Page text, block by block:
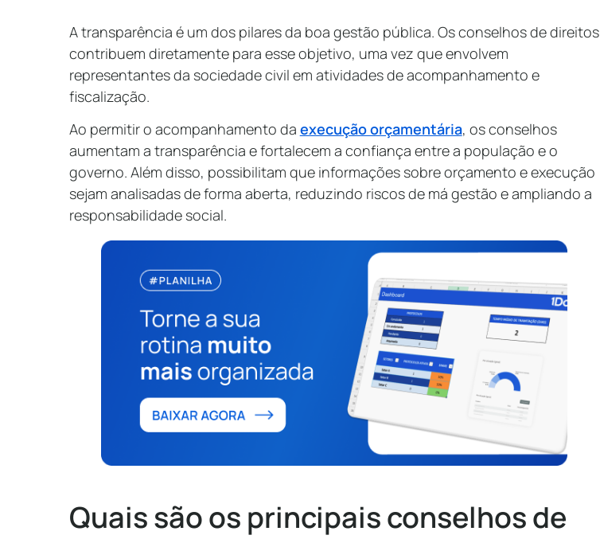
A transparência é um dos pilares da boa gestão pública. Os conselhos de direitos
contribuem diretamente para esse objetivo, uma vez que envolvem
representantes da sociedade civil em atividades de acompanhamento e
fiscalização.
Ao permitir o acompanhamento da execução orçamentária, os conselhos
aumentam a transparência e fortalecem a confiança entre a população e o
governo. Além disso, possibilitam que informações sobre orçamento e execução
sejam analisadas de forma aberta, reduzindo riscos de má gestão e ampliando a
responsabilidade social.
Quais são os principais conselhos de